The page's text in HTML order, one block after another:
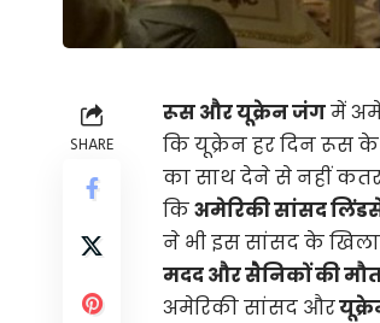
SHARE
रूस और यूक्रेन जंगमें
कि यूक्रेन हर दिन रूस के
का साथ देने से नहीं
किअमेरिकी सांसद
ने भी इस सांसद के
मदद और सैनिकों की
अमेरिकी सांसद और